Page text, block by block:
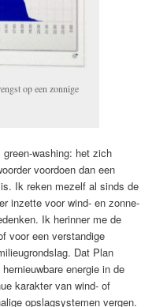
op een zonnige
washing: het zich
voordoen dan een
Ik reken mezelf al sinds de
inzette voor wind- en zonne-
Ik herinner me de
voor een verstandige
Dat Plan
energie in de
karakter van wind- of
opslagsystemen vergen.